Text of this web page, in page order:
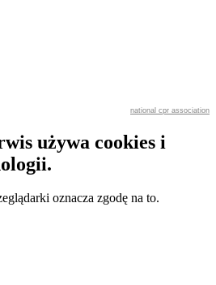
national cpr association
używa cookies i
oznacza zgodę na to.